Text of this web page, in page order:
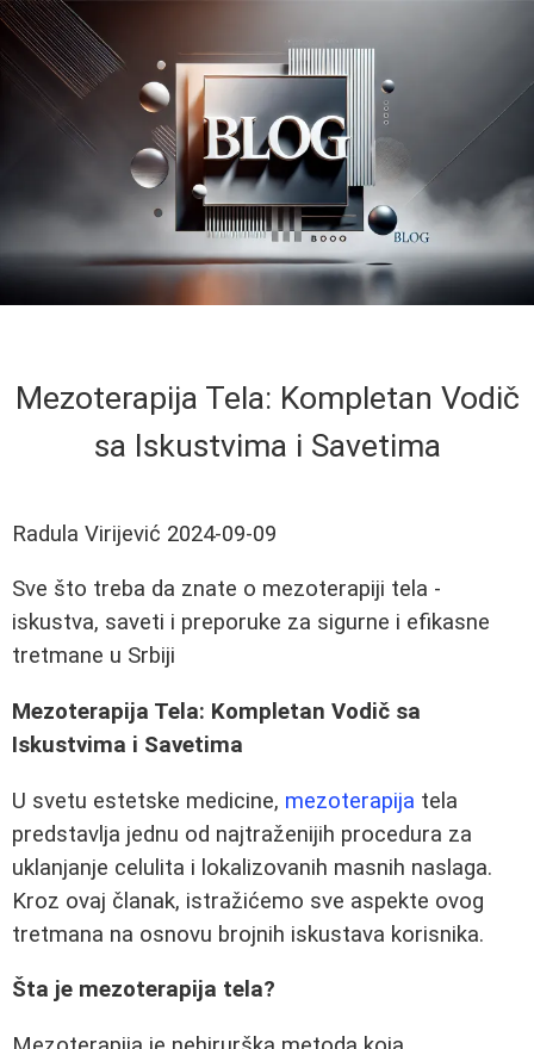
Mezoterapija Tela: Kompletan Vodič
sa Iskustvima i Savetima
Radula Virijević 2024-09-09
Sve što treba da znate o mezoterapiji tela -
iskustva, saveti i preporuke za sigurne i efikasne
tretmane u Srbiji
Mezoterapija Tela: Kompletan Vodič sa
Iskustvima i Savetima
U svetu estetske medicine, mezoterapija tela
predstavlja jednu od najtraženijih procedura za
uklanjanje celulita i lokalizovanih masnih naslaga.
Kroz ovaj članak, istražićemo sve aspekte ovog
tretmana na osnovu brojnih iskustava korisnika.
Šta je mezoterapija tela?